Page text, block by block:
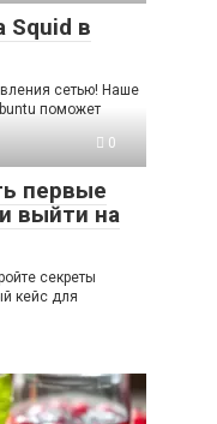
Squid в
сетью! Наше
поможет
0
первые
выйти на
секреты
кейс для